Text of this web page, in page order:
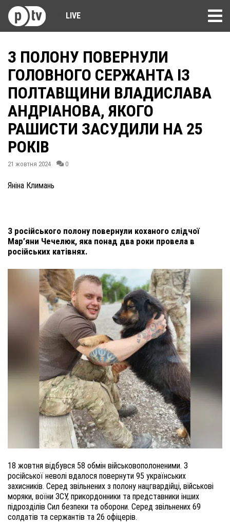
LIVE
З ПОЛОНУ ПОВЕРНУЛИ
ГОЛОВНОГО СЕРЖАНТА ІЗ
ПОЛТАВЩИНИ ВЛАДИСЛАВА
АНДРІАНОВА, ЯКОГО
РАШИСТИ ЗАСУДИЛИ НА 25
РОКІВ
21 жовтня 2024 0
Яніна Климань
З російського полону повернули коханого слідчої
Мар’яни Чечелюк, яка понад два роки провела в
російських катівнях.
18 жовтня відбувся 58 обмін військовополоненими. З
російської неволі вдалося повернути 95 українських
захисників. Серед звільнених з полону нацгвардійці, військові
моряки, воїни ЗСУ, прикордонники та представники інших
підрозділів Сил безпеки та оборони. Серед звільнених 69
солдатів та сержантів та 26 офіцерів.